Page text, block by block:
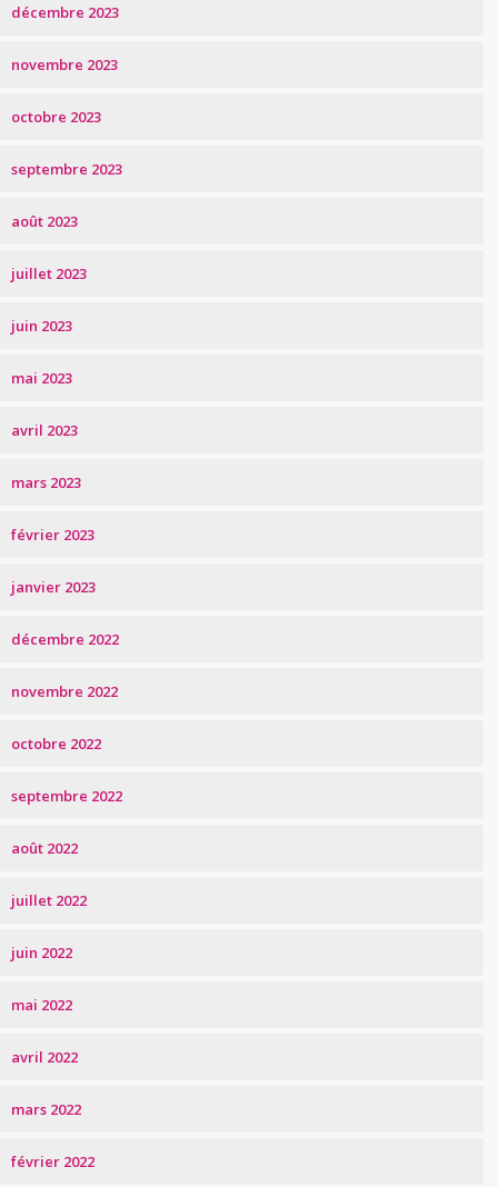
décembre 2023
novembre 2023
octobre 2023
septembre 2023
août 2023
juillet 2023
juin 2023
mai 2023
avril 2023
mars 2023
février 2023
janvier 2023
décembre 2022
novembre 2022
octobre 2022
septembre 2022
août 2022
juillet 2022
juin 2022
mai 2022
avril 2022
mars 2022
février 2022